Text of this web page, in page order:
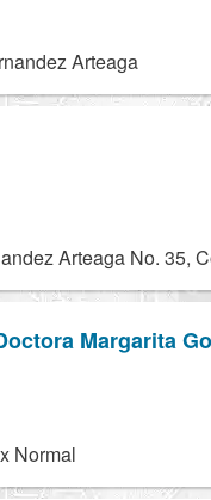
Arteaga
Arteaga No. 35,
Margarita
Normal